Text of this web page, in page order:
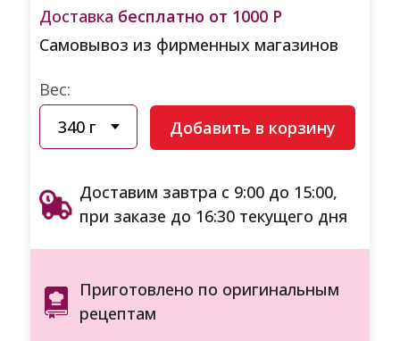
Доставка бесплатно от 1000 Р
Самовывоз из фирменных магазинов
Доставим завтра с 9:00 до 15:00,
при заказе до 16:30 текущего дня
Вес:
Добавить в корзину
Приготовлено по оригинальным
рецептам